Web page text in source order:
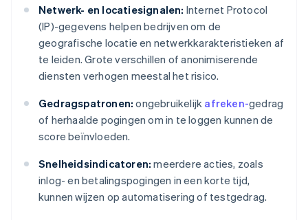
Netwerk- en locatiesignalen: Internet Protocol
(IP)-gegevens helpen bedrijven om de
geografische locatie en netwerkkarakteristieken af
te leiden. Grote verschillen of anonimiserende
diensten verhogen meestal het risico.
Gedragspatronen: ongebruikelijk afreken-gedrag
of herhaalde pogingen om in te loggen kunnen de
score beïnvloeden.
Snelheidsindicatoren: meerdere acties, zoals
inlog- en betalingspogingen in een korte tijd,
kunnen wijzen op automatisering of testgedrag.